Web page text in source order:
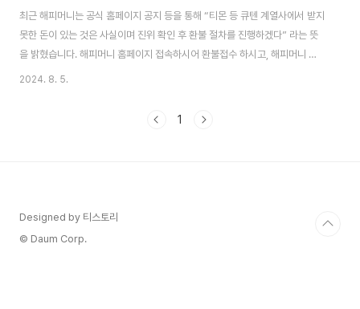
최근 해피머니는 공식 홈페이지 공지 등을 통해 “티몬 등 큐텐 계열사에서 받지
못한 돈이 있는 것은 사실이며 진위 확인 후 환불 절차를 진행하겠다” 라는 뜻
을 밝혔습니다. 해피머니 홈페이지 접속하시어 환불접수 하시고, 해피머니 환
불 관련 가장 빠른 소식을 🔻🔻🔻아래 카페, 오픈채팅방으로 확인하세요. 해
버 카페👆 해피머니 피해자 이번 큐텐 계열사 티몬과 위메프 정산지연 사태
2024. 8. 5.
1
Designed by 티스토리
© Daum Corp.